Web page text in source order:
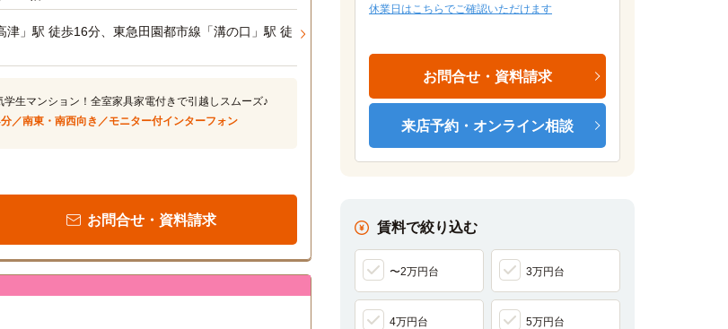
津」駅 徒歩16分、東急田園都市線「溝の口」駅 徒
生マンション！全室家具家電付きで引越しスムーズ♪
／南東・南西向き／モニター付インターフォン
お問合せ・資料請求
休業日はこちらでご確認いただけます
お問合せ・資料請求
来店予約・オンライン相談
賃料で絞り込む
〜2万円台 3万円台
4万円台 5万円台